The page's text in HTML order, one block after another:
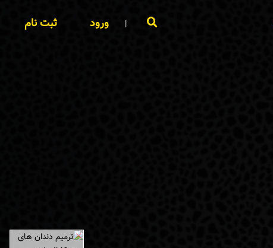
| ورود ثبت نام
×